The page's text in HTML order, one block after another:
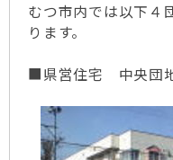
むつ市内では以下４
ります。
■県営住宅 中央団地